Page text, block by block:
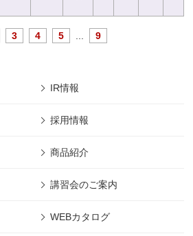
3 4 5 9
IR情報
採用情報
商品紹介
講習会のご案内
WEBカタログ